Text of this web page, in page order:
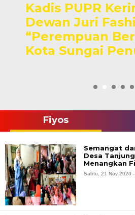
Kadis PUPR
Dewan Juri
“Perempuan
Kota Sungai
Fiyos
Semangat
Desa
Menangkan
Sabtu, 21 Nov 2020